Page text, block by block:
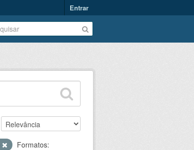
Entrar
Formatos: